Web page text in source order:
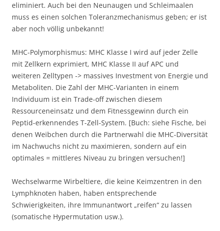
eliminiert. Auch bei den Neunaugen und Schleimaalen
muss es einen solchen Toleranzmechanismus geben; er ist
aber noch völlig unbekannt!
MHC-Polymorphismus: MHC Klasse I wird auf jeder Zelle
mit Zellkern exprimiert, MHC Klasse II auf APC und
weiteren Zelltypen -> massives Investment von Energie und
Metaboliten. Die Zahl der MHC-Varianten in einem
Individuum ist ein Trade-off zwischen diesem
Ressourceneinsatz und dem Fitnessgewinn durch ein
Peptid-erkennendes T-Zell-System. [Buch: siehe Fische, bei
denen Weibchen durch die Partnerwahl die MHC-Diversität
im Nachwuchs nicht zu maximieren, sondern auf ein
optimales = mittleres Niveau zu bringen versuchen!]
Wechselwarme Wirbeltiere, die keine Keimzentren in den
Lymphknoten haben, haben entsprechende
Schwierigkeiten, ihre Immunantwort „reifen“ zu lassen
(somatische Hypermutation usw.).